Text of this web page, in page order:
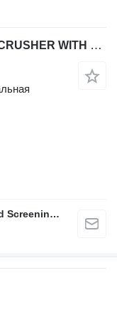
Fabo FTI-130S TRACKED IMPACT CRUSHER WITH POST SCREEN 450-500 TPH
FABO Mobile & Stationary Crushing and Screening Plants | Concrete Batching Plants Manufacturer